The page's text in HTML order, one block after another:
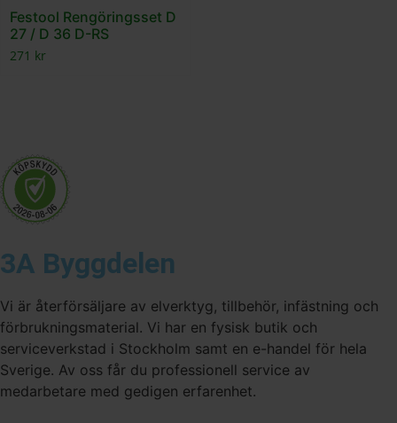
Festool Rengöringsset D
27 / D 36 D-RS
271 kr
3A Byggdelen
Vi är återförsäljare av elverktyg, tillbehör, infästning och
förbrukningsmaterial. Vi har en fysisk butik och
serviceverkstad i Stockholm samt en e-handel för hela
Sverige. Av oss får du professionell service av
medarbetare med gedigen erfarenhet.